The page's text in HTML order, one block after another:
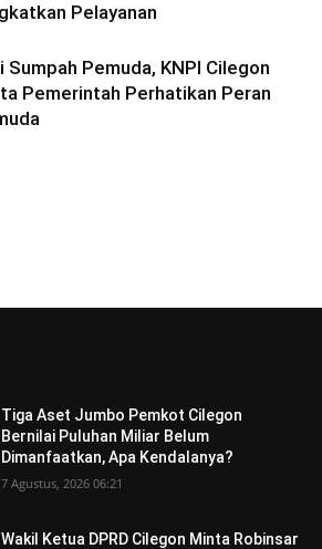
Pelayanan
Sumpah Pemuda, KNPI Cilegon
Pemerintah Perhatikan Peran
Tiga Aset Jumbo Pemkot Cilegon
Bernilai Puluhan Miliar Belum
Dimanfaatkan, Apa Kendalanya?
7 Agustus, 2026 06:21
Wakil Ketua DPRD Cilegon Minta Robinsar